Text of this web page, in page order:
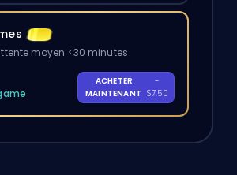
moyen <30 minutes
ACHETER
MAINTENANT
-
$7.50